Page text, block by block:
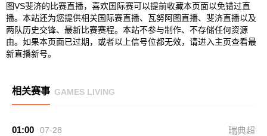
图VS斐济的比赛直播，喜欢国际赛可以提前收藏本页面以免错过直
播。本站还为您提供相关国际赛直播、瓦努阿图直播、斐济直播以及
两队历史交锋、最新比赛赛程。本站不参与制作、不存储任何资源
由。如果本页面已过期，或者以上信号位都无效，请进入主页查看最
新直播新号。
相关赛事 GAMES LIVING
01:00 07-28 瑞典超